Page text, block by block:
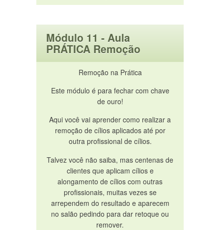
Módulo 11 - Aula
PRÁTICA Remoção
Remoção na Prática
Este módulo é para fechar com chave
de ouro!
Aqui você vai aprender como realizar a
remoção de cílios aplicados até por
outra profissional de cílios.
Talvez você não saiba, mas centenas de
clientes que aplicam cílios e
alongamento de cílios com outras
profissionais, muitas vezes se
arrependem do resultado e aparecem
no salão pedindo para dar retoque ou
remover.